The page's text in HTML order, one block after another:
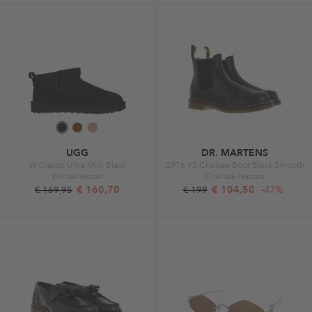
UGG
W Classic Ultra Mini Black
Winterlaarzen
€ 169,95 € 160,70
DR. MARTENS
2976 YS Chelsea Boot Black Smooth
Chelsea-laarzen
€ 199 € 104,50 -47%